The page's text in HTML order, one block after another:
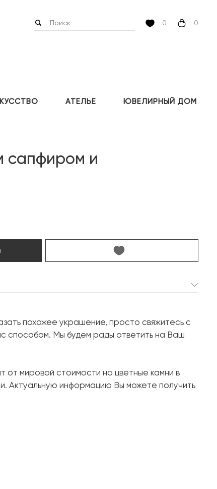
- 0 - 0
АТЕЛЬЕ ЮВЕЛИРНЫЙ ДОМ
сапфиром и
Овал
21 шт. 0.14 карат.
похожее украшение, просто свяжитесь с
способом. Мы будем рады ответить на Ваш
от мировой стоимости на цветные камни в
Актуальную информацию Вы можете получить